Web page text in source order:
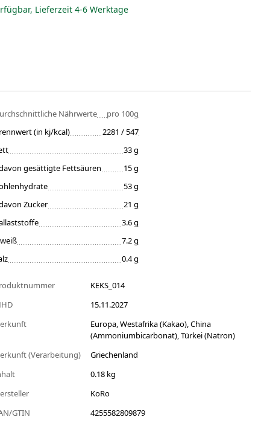
Lieferzeit 4-6 Werktage
Nährwerte
pro 100g
(in kj/kcal)
2281 / 547
33 g
gesättigte Fettsäuren
15 g
53 g
Zucker
21 g
3.6 g
7.2 g
0.4 g
KEKS_014
15.11.2027
Europa, Westafrika (Kakao), China
(Ammoniumbicarbonat), Türkei (Natron)
(Verarbeitung)
Griechenland
0.18 kg
KoRo
GTIN
4255582809879